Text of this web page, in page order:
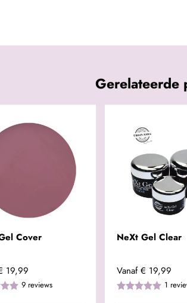
Gerelateerde
Cover
19,99
9 reviews
NeXt Gel Clear
Vanaf € 19,99
1